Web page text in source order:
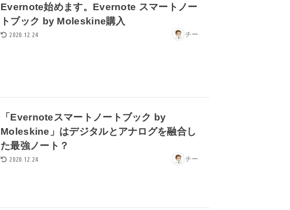
Evernote始めます。Evernote スマートノー
トブック by Moleskine購入
2020.12.24 チー
「Evernoteスマートノートブック by
Moleskine」はデジタルとアナログを融合し
た最強ノート？
2020.12.24 チー